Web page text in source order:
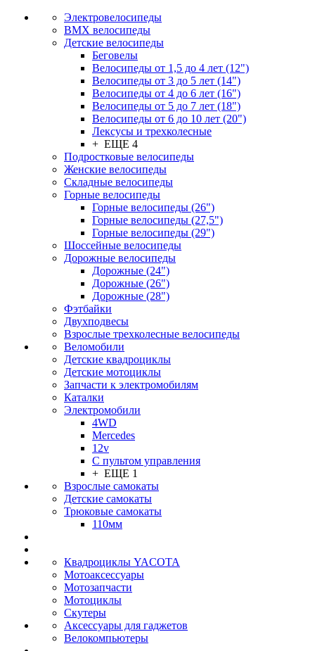
Электровелосипеды
BMX велосипеды
Детские велосипеды
Беговелы
Велосипеды от 1,5 до 4 лет (12")
Велосипеды от 3 до 5 лет (14")
Велосипеды от 4 до 6 лет (16")
Велосипеды от 5 до 7 лет (18")
Велосипеды от 6 до 10 лет (20")
Лексусы и трехколесные
+ ЕЩЕ 4
Подростковые велосипеды
Женские велосипеды
Складные велосипеды
Горные велосипеды
Горные велосипеды (26")
Горные велосипеды (27,5")
Горные велосипеды (29")
Шоссейные велосипеды
Дорожные велосипеды
Дорожные (24")
Дорожные (26")
Дорожные (28")
Фэтбайки
Двухподвесы
Взрослые трехколесные велосипеды
Веломобили
Детские квадроциклы
Детские мотоциклы
Запчасти к электромобилям
Каталки
Электромобили
4WD
Mercedes
12v
С пультом управления
+ ЕЩЕ 1
Взрослые самокаты
Детские самокаты
Трюковые самокаты
110мм
Квадроциклы YACOTA
Мотоаксессуары
Мотозапчасти
Мотоциклы
Скутеры
Аксессуары для гаджетов
Велокомпьютеры